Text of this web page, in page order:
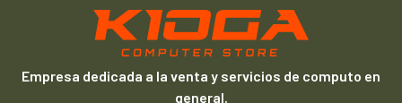
Empresa dedicada a la venta y servicios de computo en
general.